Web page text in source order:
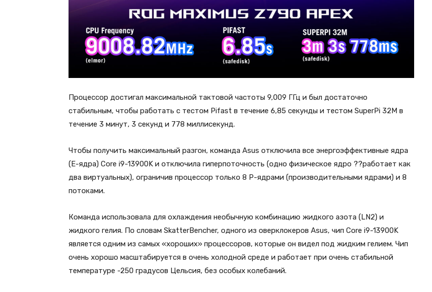
Процессор достигал максимальной тактовой частоты 9,009 ГГц и был достаточно
стабильным, чтобы работать с тестом Pifast в течение 6,85 секунды и тестом SuperPi 32M в
течение 3 минут, 3 секунд и 778 миллисекунд.
Чтобы получить максимальный разгон, команда Asus отключила все энергоэффективные ядра
(E-ядра) Core i9-13900K и отключила гиперпоточность (одно физическое ядро ??работает как
два виртуальных), ограничив процессор только 8 P-ядрами (производительными ядрами) и 8
потоками.
Команда использовала для охлаждения необычную комбинацию жидкого азота (LN2) и
жидкого гелия. По словам SkatterBencher, одного из оверклокеров Asus, чип Core i9-13900K
является одним из самых «хороших» процессоров, которые он видел под жидким гелием. Чип
очень хорошо масштабируется в очень холодной среде и работает при очень стабильной
температуре -250 градусов Цельсия, без особых колебаний.